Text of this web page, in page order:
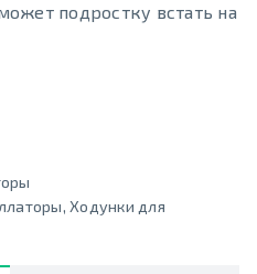
подростку встать на
, Ходунки для